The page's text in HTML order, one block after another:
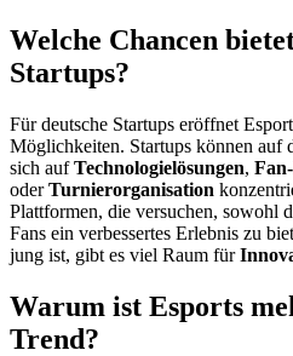
Welche Chancen
Startups?
Für deutsche Startups eröffnet
Möglichkeiten. Startups können auf
sich aufTechnologielösungen,
oderTurnierorganisation
Plattformen, die versuchen, sowohl
Fans ein verbessertes Erlebnis zu
jung ist, gibt es viel Raum für
Warum ist Esports
Trend?